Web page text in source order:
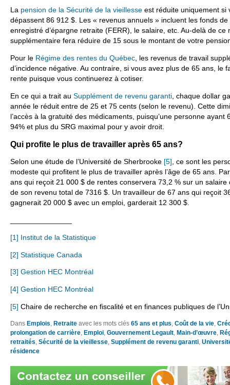
La pension de la Sécurité de la vieillesse est réduite uniquement si
dépassent 86 912 $. Les « revenus annuels » incluent les fonds
enregistré d’épargne retraite (FERR), le salaire, etc. Au-delà de ce
supplémentaire fera réduire de 15 sous le montant de votre
Pour le Régime des rentes du Québec , les revenus de travail
d’incidence négative. Au contraire, si vous avez plus de 65 ans, le
rente puisque vous continuerez à cotiser.
En ce qui a trait au Supplément de revenu garanti , chaque dollar
année le réduit entre de 25 et 75 cents (selon le revenu). Cette
l’accès à la gratuité des médicaments, puisqu’une personne ayant
94% et plus du SRG maximal pour y avoir droit.
Qui profite le plus de travailler après 65 ans?
Selon une étude de l’Université de Sherbrooke [5] , ce sont les
modeste qui profitent le plus de travailler après l’âge de 65 ans.
ans qui reçoit 21 000 $ de rentes conservera 73,2 % sur un
de son revenu total de 7316 $. Un travailleur de 67 ans qui reçoit
gagnerait 20 000 $ avec un emploi, garderait 12 300 $.
[1] Institut de la Statistique
[2] Statistique Canada
[3] Gestion HEC Montréal
[4] Gestion HEC Montréal
[5] Chaire de recherche en fiscalité et en finances publiques de
Dans Emplois, Retraite avec les mots clés 65 ans et plus, Coût de la vie,
prolongation de carrière, Emploi, Gouvernement Legault, Main-d’œuvre,
retraités, Sécurité de la vieillesse, Supplément de revenu garanti,
résidence